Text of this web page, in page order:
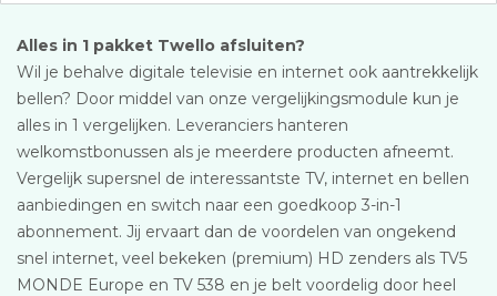
Alles in 1 pakket Twello afsluiten?
Wil je behalve digitale televisie en internet ook aantrekkelijk
bellen? Door middel van onze vergelijkingsmodule kun je
alles in 1 vergelijken. Leveranciers hanteren
welkomstbonussen als je meerdere producten afneemt.
Vergelijk supersnel de interessantste TV, internet en bellen
aanbiedingen en switch naar een goedkoop 3-in-1
abonnement. Jij ervaart dan de voordelen van ongekend
snel internet, veel bekeken (premium) HD zenders als TV5
MONDE Europe en TV 538 en je belt voordelig door heel